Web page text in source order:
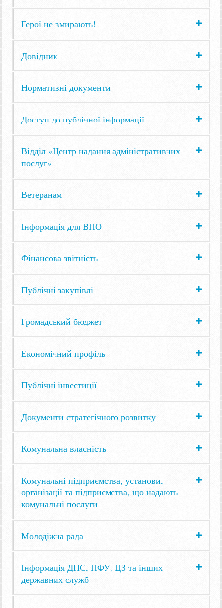
Герої не вмирають!
Довідник
Нормативні документи
Доступ до публічної інформації
Відділ «Центр надання адміністративних
послуг»
Ветеранам
Інформація для ВПО
Фінансова звітність
Публічні закупівлі
Громадський бюджет
Економічний профіль
Публічні інвестиції
Документи стратегічного розвитку
Комунальна власність
Комунальні підприємства, установи,
організації та підприємства, що надають
комунальні послуги
Молодіжна рада
Інформація ДПС, ПФУ, ЦЗ та інших
державних служб